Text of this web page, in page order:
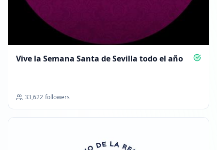
Vive la Semana Santa de Sevilla todo el año
33,622 followers